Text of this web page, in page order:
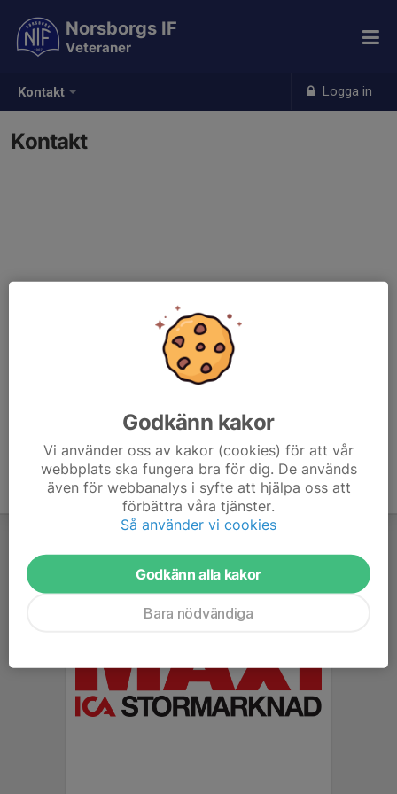
Kontakt Logga in
Norsborgs IF
Veteraner
Kontakt
Godkänn kakor
Vi använder oss av kakor (cookies) för att vår
webbplats ska fungera bra för dig. De används
även för webbanalys i syfte att hjälpa oss att
förbättra våra tjänster.
Så använder vi cookies
Godkänn alla kakor
Bara nödvändiga